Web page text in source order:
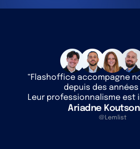
“Flashoffice accompagne
depuis des
Leur professionnalisme est
Ariadne
@Lemlist